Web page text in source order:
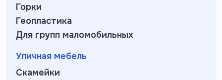
Горки
Геопластика
Для групп маломобильных
Уличная мебель
Скамейки